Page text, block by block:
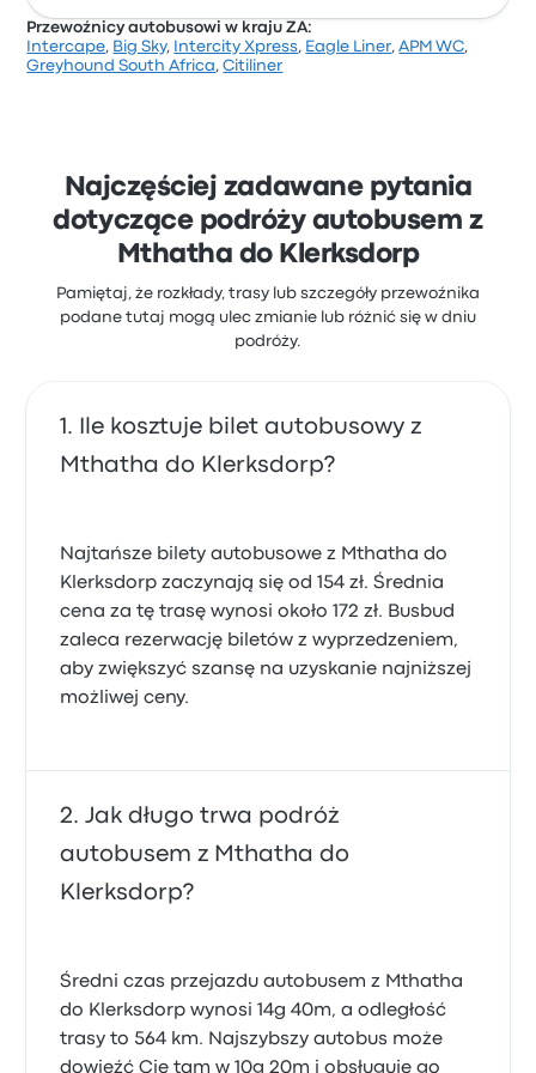
Na podstawie 15001 opinii firma otrzymała w Busbud
Przewoźnicy autobusowi w kraju ZA:
Intercape, Big Sky, Intercity Xpress, Eagle Liner,APM WC,
Greyhound South Africa,Citiliner
Najczęściej zadawane pytania
dotyczące podróży autobusem z
Mthatha do Klerksdorp
Pamiętaj, że rozkłady, trasy lub szczegóły przewoźnika
podane tutaj mogą ulec zmianie lub różnić się w dniu
podróży.
Ile kosztuje bilet autobusowy z
Mthatha do Klerksdorp?
Najtańsze bilety autobusowe z Mthatha do
Klerksdorp zaczynają się od 154 zł. Średnia
cena za tę trasę wynosi około 172 zł. Busbud
zaleca rezerwację biletów z wyprzedzeniem,
aby zwiększyć szansę na uzyskanie najniższej
możliwej ceny.
Jak długo trwa podróż
autobusem z Mthatha do
Klerksdorp?
Średni czas przejazdu autobusem z Mthatha
do Klerksdorp wynosi 14g 40m, a odległość
trasy to 564 km. Najszybszy autobus może
dowieźć Cię tam w 10g 20m i obsługuje go